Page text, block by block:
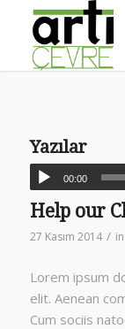
Yazılar
00:00
Help our
27 Kasım 2014 / in
Lorem ipsum
elit. Aenean
Cum sociis